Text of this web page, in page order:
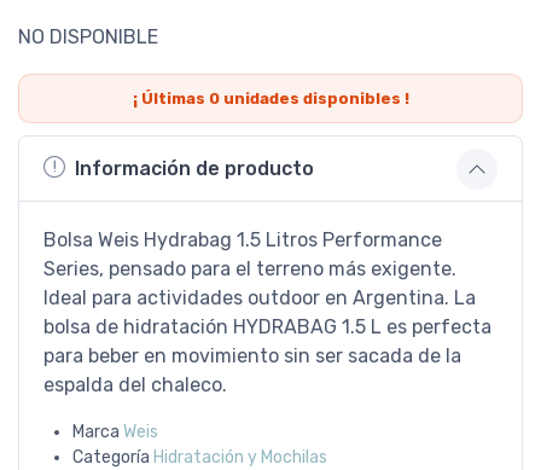
NO DISPONIBLE
¡ Últimas 0unidades disponibles !
Información de producto
Bolsa Weis Hydrabag 1.5 Litros Performance
Series, pensado para el terreno más exigente.
Ideal para actividades outdoor en Argentina. La
bolsa de hidratación HYDRABAG 1.5 L es perfecta
para beber en movimiento sin ser sacada de la
espalda del chaleco.
Marca Weis
Categoría Hidratación y Mochilas